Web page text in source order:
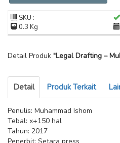
SKU :
0.3 Kg
Detail Produk "Legal Drafting –
Detail Produk Terkait
Penulis: Muhammad Ishom
Tebal: x+150 hal
Tahun: 2017